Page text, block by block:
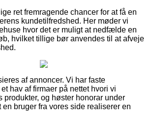
ret fremragende chancer for at få en
kundetilfredshed. Her møder vi
hvor det er muligt at nedfælde en
hvilket tillige bør anvendes til at afveje
af annoncer. Vi har faste
hav af firmaer på nettet hvori vi
produkter, og høster honorar under
bruger fra vores side realiserer en